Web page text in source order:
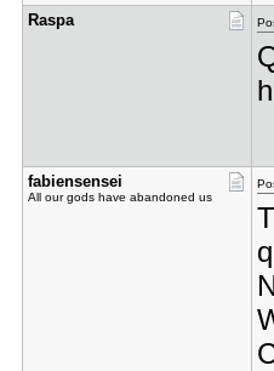
Raspa
fabiensens​ei
All our gods have abandoned us